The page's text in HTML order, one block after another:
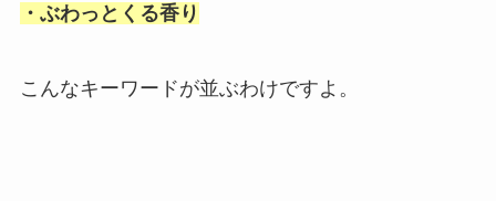
・ぶわっとくる香り
こんなキーワードが並ぶわけですよ。